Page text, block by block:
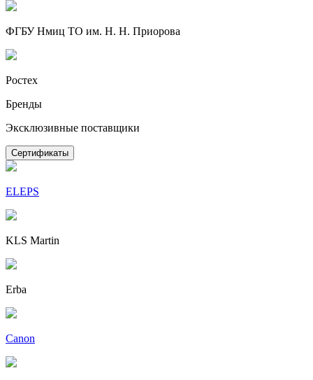
ФГБУ Нмиц ТО им. Н. Н. Приорова
Ростех
Бренды
Эксклюзивные поставщики
Сертификаты
ELEPS
KLS Martin
Erba
Canon